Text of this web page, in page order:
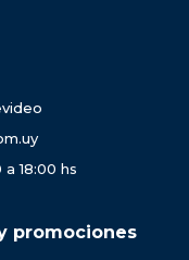
18:00 hs
promociones